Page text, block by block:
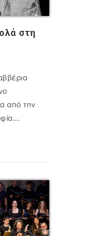
στη
από την